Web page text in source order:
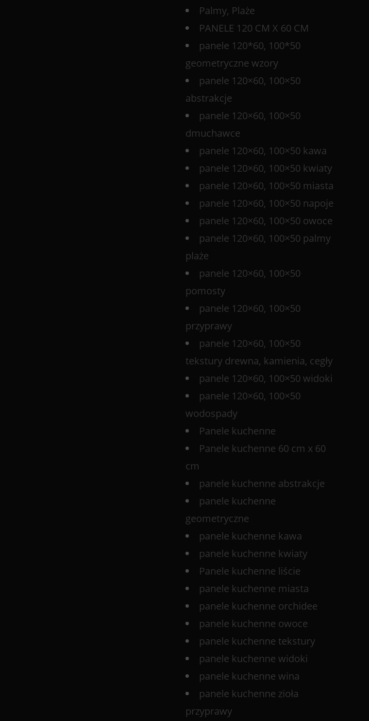
Palmy, Plaże
PANELE 120 CM X 60 CM
panele 120*60, 100*50
geometryczne wzory
panele 120×60, 100×50
abstrakcje
panele 120×60, 100×50
dmuchawce
panele 120×60, 100×50 kawa
panele 120×60, 100×50 kwiaty
panele 120×60, 100×50 miasta
panele 120×60, 100×50 napoje
panele 120×60, 100×50 owoce
panele 120×60, 100×50 palmy
plaże
panele 120×60, 100×50
pomosty
panele 120×60, 100×50
przyprawy
panele 120×60, 100×50
tekstury drewna, kamienia, cegły
panele 120×60, 100×50 widoki
panele 120×60, 100×50
wodospady
Panele kuchenne
Panele kuchenne 60 cm x 60
cm
panele kuchenne abstrakcje
panele kuchenne
geometryczne
panele kuchenne kawa
panele kuchenne kwiaty
Panele kuchenne liście
panele kuchenne miasta
panele kuchenne orchidee
panele kuchenne owoce
panele kuchenne tekstury
panele kuchenne widoki
panele kuchenne wina
panele kuchenne zioła
przyprawy